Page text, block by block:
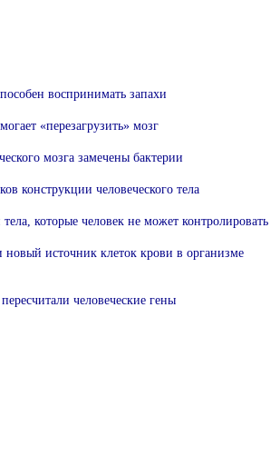
воспринимать запахи
«перезагрузить» мозг
мозга замечены бактерии
конструкции человеческого тела
которые человек не может контролировать
источник клеток крови в организме
человеческие гены